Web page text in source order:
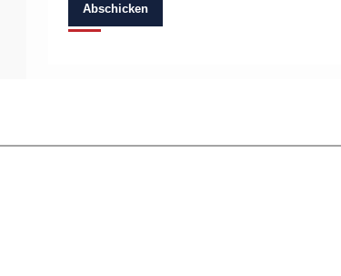
Abschicken